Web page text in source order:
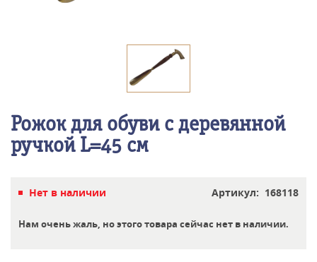
Рожок для обуви с деревянной
ручкой L=45 см
Нет в наличии Артикул: 168118
Нам очень жаль, но этого товара сейчас нет в наличии.